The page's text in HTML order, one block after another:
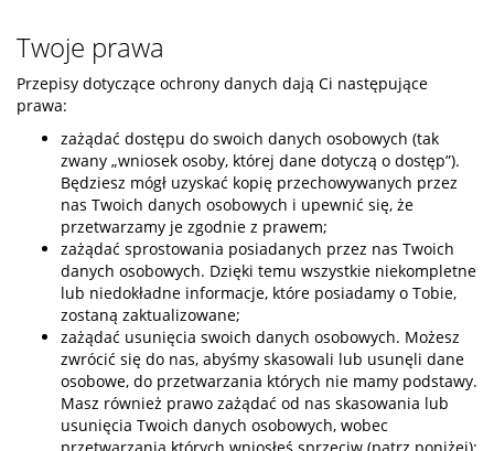
Twoje prawa
Przepisy dotyczące ochrony danych dają Ci następujące
prawa:
zażądać dostępu do swoich danych osobowych (tak
zwany „wniosek osoby, której dane dotyczą o dostęp”).
Będziesz mógł uzyskać kopię przechowywanych przez
nas Twoich danych osobowych i upewnić się, że
przetwarzamy je zgodnie z prawem;
zażądać sprostowania posiadanych przez nas Twoich
danych osobowych. Dzięki temu wszystkie niekompletne
lub niedokładne informacje, które posiadamy o Tobie,
zostaną zaktualizowane;
zażądać usunięcia swoich danych osobowych. Możesz
zwrócić się do nas, abyśmy skasowali lub usunęli dane
osobowe, do przetwarzania których nie mamy podstawy.
Masz również prawo zażądać od nas skasowania lub
usunięcia Twoich danych osobowych, wobec